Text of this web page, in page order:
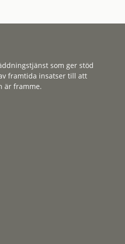
som ger stöd
framtida insatser till att
är framme.